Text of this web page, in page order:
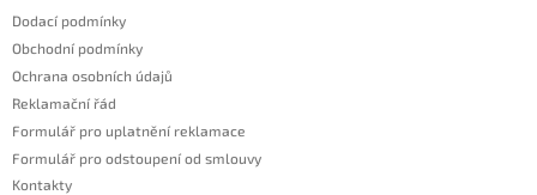
Dodací podmínky
Obchodní podmínky
Ochrana osobních údajů
Reklamační řád
Formulář pro uplatnění reklamace
Formulář pro odstoupení od smlouvy
Kontakty